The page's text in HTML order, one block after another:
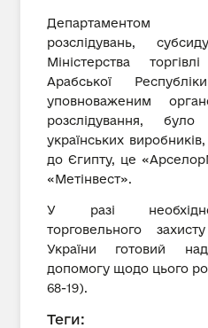
Департаментом
розслідувань,
Міністерства
Арабської
уповноваженим
розслідування,
українських
до Єгипту, це
«Метінвест».
У разі
торговельного
України готовий
допомогу щодо цього
68-19).
Теги: